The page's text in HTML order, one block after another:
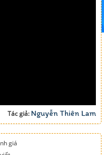
Tác giả: Nguyễn Thiên Lam
giá